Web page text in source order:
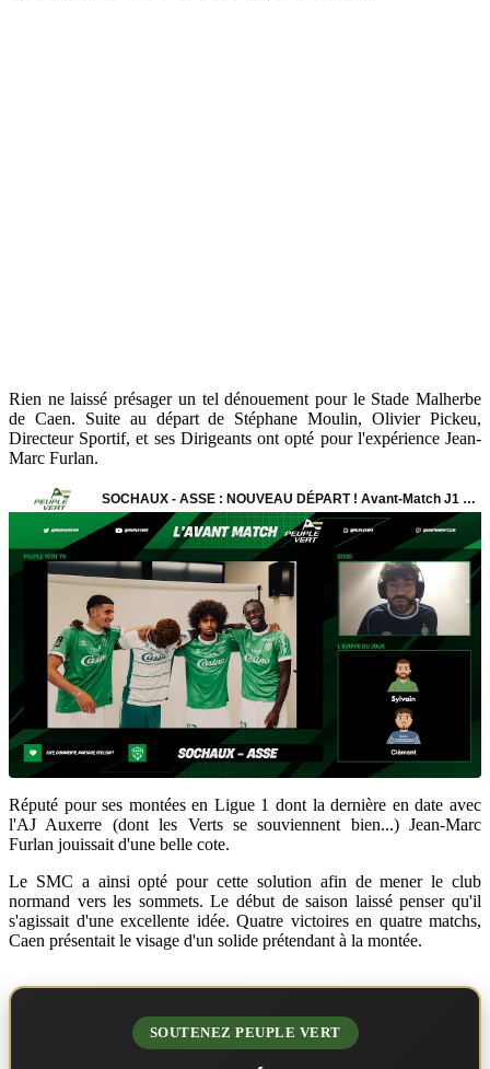
Rien ne laissé présager un tel dénouement pour le Stade Malherbe
de Caen. Suite au départ de Stéphane Moulin, Olivier Pickeu,
Directeur Sportif, et ses Dirigeants ont opté pour l'expérience Jean-
Marc Furlan.
Réputé pour ses montées en Ligue 1 dont la dernière en date avec
l'AJ Auxerre (dont les Verts se souviennent bien...) Jean-Marc
Furlan jouissait d'une belle cote.
Le SMC a ainsi opté pour cette solution afin de mener le club
normand vers les sommets. Le début de saison laissé penser qu'il
s'agissait d'une excellente idée. Quatre victoires en quatre matchs,
Caen présentait le visage d'un solide prétendant à la montée.
SOUTENEZ PEUPLE VERT